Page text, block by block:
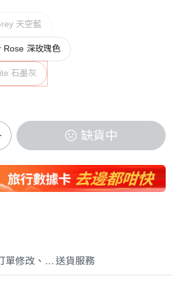
天空藍
Rose 深玫瑰色
石墨灰
缺貨中
單修改、取消與退款政策
送貨服務